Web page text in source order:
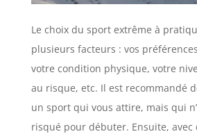
Le choix du sport extrême à
plusieurs facteurs : vos
votre condition physique, votre
au risque, etc. Il est recommandé
un sport qui vous attire, mais qui
risqué pour débuter. Ensuite, avec